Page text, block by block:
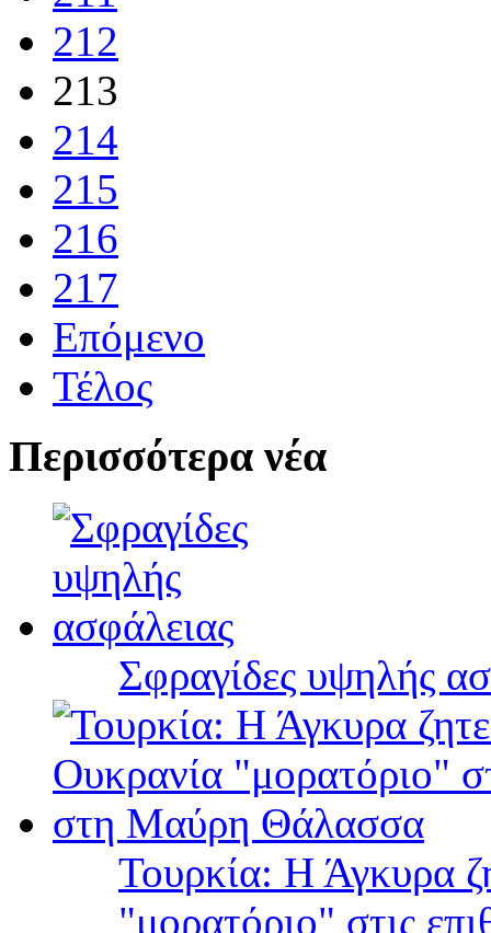
212
213
214
215
216
217
Επόμενο
Τέλος
Περισσότερα νέα
Σφραγίδες υψηλής
Τουρκία: Η Άγκυρα
"μορατόριο" στις